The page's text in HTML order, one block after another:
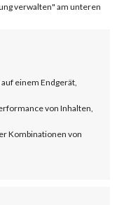
verwalten" am unteren
einem Endgerät,
von Inhalten,
Kombinationen von
request.
base
HIGH.